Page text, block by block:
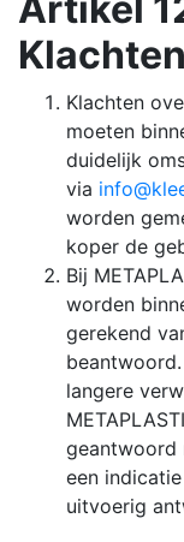
Klachten
moeten
duidelijk
via
worden
koper de
Bij
worden
gerekend
langere
geantwoord
een
uitvoerig